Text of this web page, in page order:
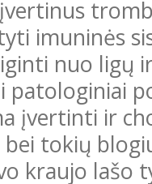
imuninės
nuo ligų
patologiniai
įvertinti ir
tokių
kraujo lašo